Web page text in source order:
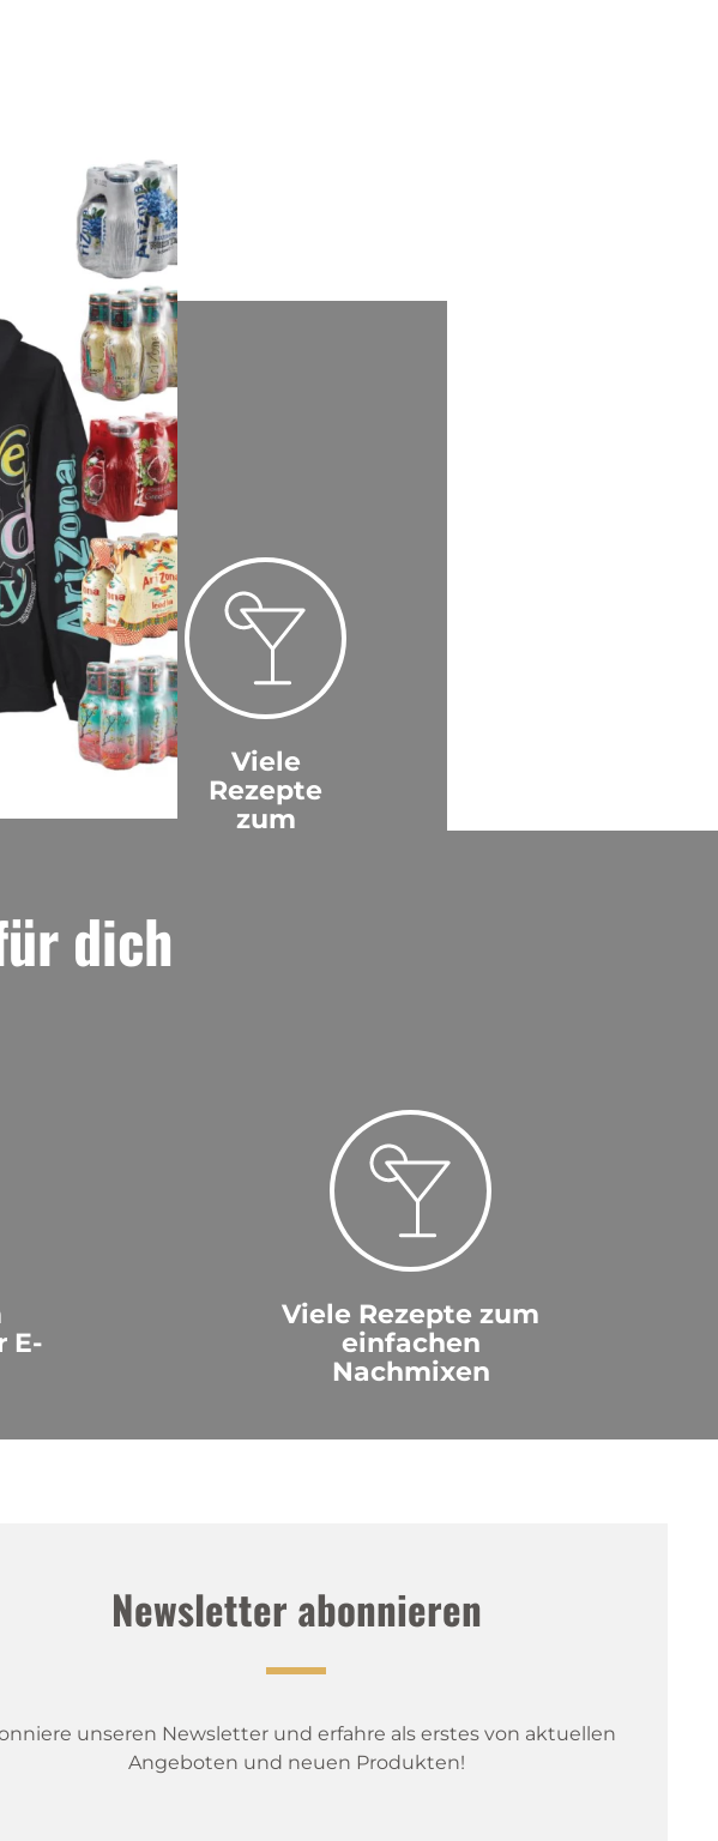
dich
Viele
Rezepte
zum
dich
E-
Viele Rezepte zum
einfachen
Nachmixen
Newsletter abonnieren
unseren Newsletter und erfahre als erstes von aktuellen
Angeboten und neuen Produkten!